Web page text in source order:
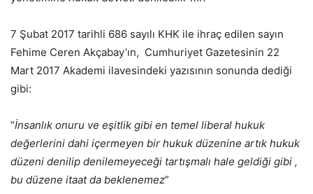
7 Şubat 2017 tarihli 686 sayılı KHK ile ihraç edilen sayın
Fehime Ceren Akçabay’ın, Cumhuriyet Gazetesinin 22
Mart 2017 Akademi ilavesindeki yazısının sonunda dediği
gibi:
“İnsanlık onuru ve eşitlik gibi en temel liberal hukuk
değerlerini dahi içermeyen bir hukuk düzenine artık hukuk
düzeni denilip denilemeyeceği tartışmalı hale geldiği gibi ,
bu düzene itaat da beklenemez”